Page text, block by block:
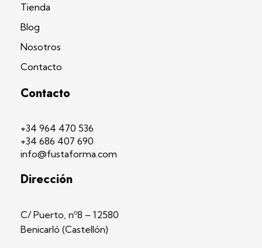
Tienda
Blog
Nosotros
Contacto
Contacto
+34 964 470 536
+34 686 407 690
info@fustaforma.com
Dirección
C/ Puerto, nº8 – 12580
Benicarló (Castellón)